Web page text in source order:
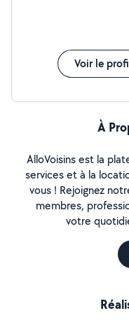
Voir le
À
AlloVoisins est la
services et à la
vous ! Rejoignez
membres,
votre